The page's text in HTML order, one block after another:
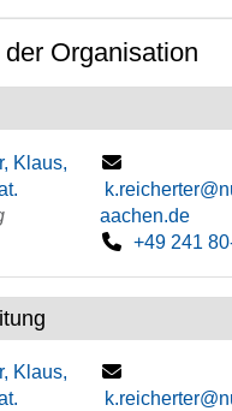
Organisation
Klaus,
aachen.de
+49 241
Klaus,